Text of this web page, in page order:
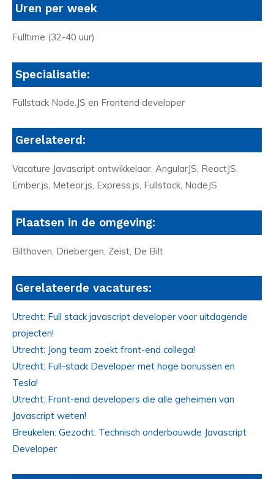
Uren per week
Fulltime (32-40 uur)
Specialisatie:
Fullstack Node.JS en Frontend developer
Gerelateerd:
Vacature Javascript ontwikkelaar, AngularJS, ReactJS,
Ember.js, Meteor.js, Express.js, Fullstack, NodeJS
Plaatsen in de omgeving:
Bilthoven, Driebergen, Zeist, De Bilt
Gerelateerde vacatures:
Utrecht: Full stack javascript developer voor uitdagende
projecten!
Utrecht: Jong team zoekt front-end collega!
Utrecht: Full-stack Developer met hoge bonussen en
Tesla!
Utrecht: Front-end developers die alle geheimen van
Javascript weten!
Breukelen: Gezocht: Technisch onderbouwde Javascript
Developer